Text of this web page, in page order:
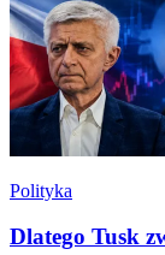
Polityka
Dlatego Tusk